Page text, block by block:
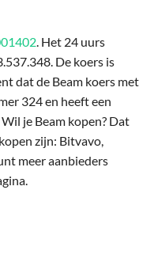
. Het 24 uurs
De koers is
dat de Beam koers met
324 en heeft een
je Beam kopen? Dat
zijn: Bitvavo,
meer aanbieders